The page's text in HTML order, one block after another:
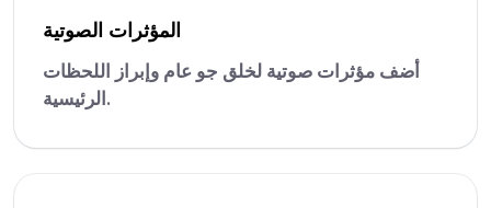
المؤثرات الصوتية
أضف مؤثرات صوتية لخلق جو عام وإبراز اللحظات
الرئيسية.